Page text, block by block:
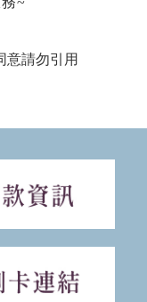
意請勿引用